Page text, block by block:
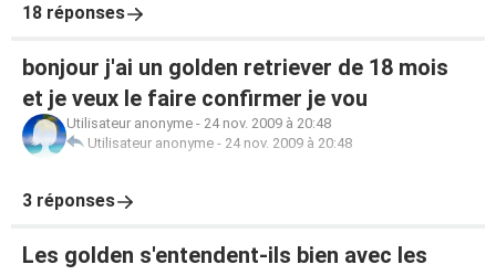
18 réponses
bonjour j'ai un golden retriever de 18 mois
et je veux le faire confirmer je vou
Utilisateur anonyme - 24 nov. 2009 à 20:48
Utilisateur anonyme - 24 nov. 2009 à 20:48
3 réponses
Les golden s'entendent-ils bien avec les